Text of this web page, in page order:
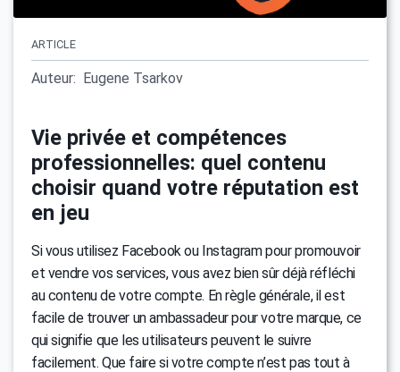
ARTICLE
Auteur: Eugene Tsarkov
Vie privée et compétences
professionnelles: quel contenu
choisir quand votre réputation est
en jeu
Si vous utilisez Facebook ou Instagram pour promouvoir
et vendre vos services, vous avez bien sûr déjà réfléchi
au contenu de votre compte. En règle générale, il est
facile de trouver un ambassadeur pour votre marque, ce
qui signifie que les utilisateurs peuvent le suivre
facilement. Que faire si votre compte n’est pas tout à